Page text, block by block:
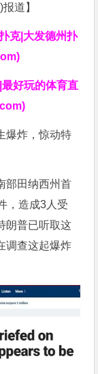
)报道】
克|大发德州扑
好玩的体育直
炸，惊动特
田纳西州首
，造成3人受
朗普已听取这
调查这起爆炸